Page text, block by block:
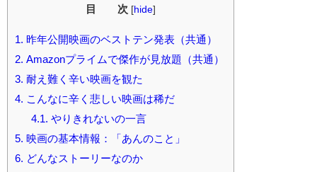
目 次 [hide]
1. 昨年公開映画のベストテン発表（共通）
2. Amazonプライムで傑作が見放題（共通）
3. 耐え難く辛い映画を観た
4. こんなに辛く悲しい映画は稀だ
4.1. やりきれないの一言
5. 映画の基本情報：「あんのこと」
6. どんなストーリーなのか